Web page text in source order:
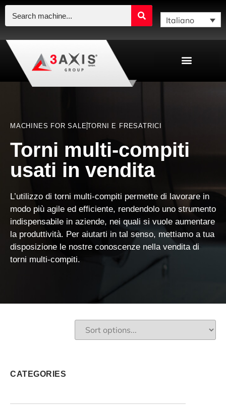
Italiano
MACHINES FOR SALE TORNI E FRESATRICI
Torni multi-compiti
usati in vendita
L’utilizzo di torni multi-compiti permette di lavorare in
modo più agile ed efficiente, rendendolo uno strumento
indispensabile in aziende, nei quali si vuole aumentare
la produttività. Per aiutarti in tal senso, mettiamo a tua
disposizione le nostre conoscenze nella vendita di
torni multi-compiti.
CATEGORIES